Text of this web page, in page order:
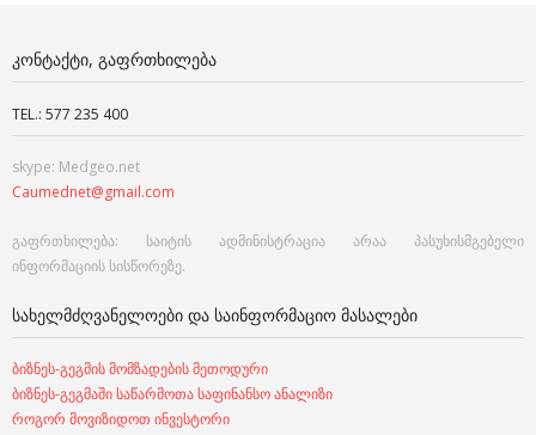
ᲙᲝᲜᲢᲐᲥᲢᲘ, ᲒᲐᲤᲠᲗᲮᲘᲚᲔᲑᲐ
TEL.: 577 235 400
skype: Medgeo.net
Caumednet@gmail.com
გაფრთხილება: საიტის ადმინისტრაცია არაა პასუხისმგებელი
ინფორმაციის სისწორეზე.
ᲡᲐᲮᲔᲚᲛᲫᲦᲕᲐᲜᲔᲚᲝᲔᲑᲘ ᲓᲐ ᲡᲐᲘᲜᲤᲝᲠᲛᲐᲪᲘᲝ ᲛᲐᲡᲐᲚᲔᲑᲘ
ბიზნეს-გეგმის მომზადების მეთოდური
ბიზნეს-გეგმაში საწარმოთა საფინანსო ანალიზი
როგორ მოვიზიდოთ ინვესტორი